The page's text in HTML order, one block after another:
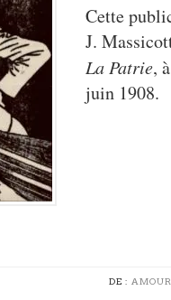
Cette
J.
La Patrie,
juin 1908.
DE :